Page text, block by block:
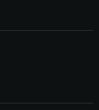
Questi cookie